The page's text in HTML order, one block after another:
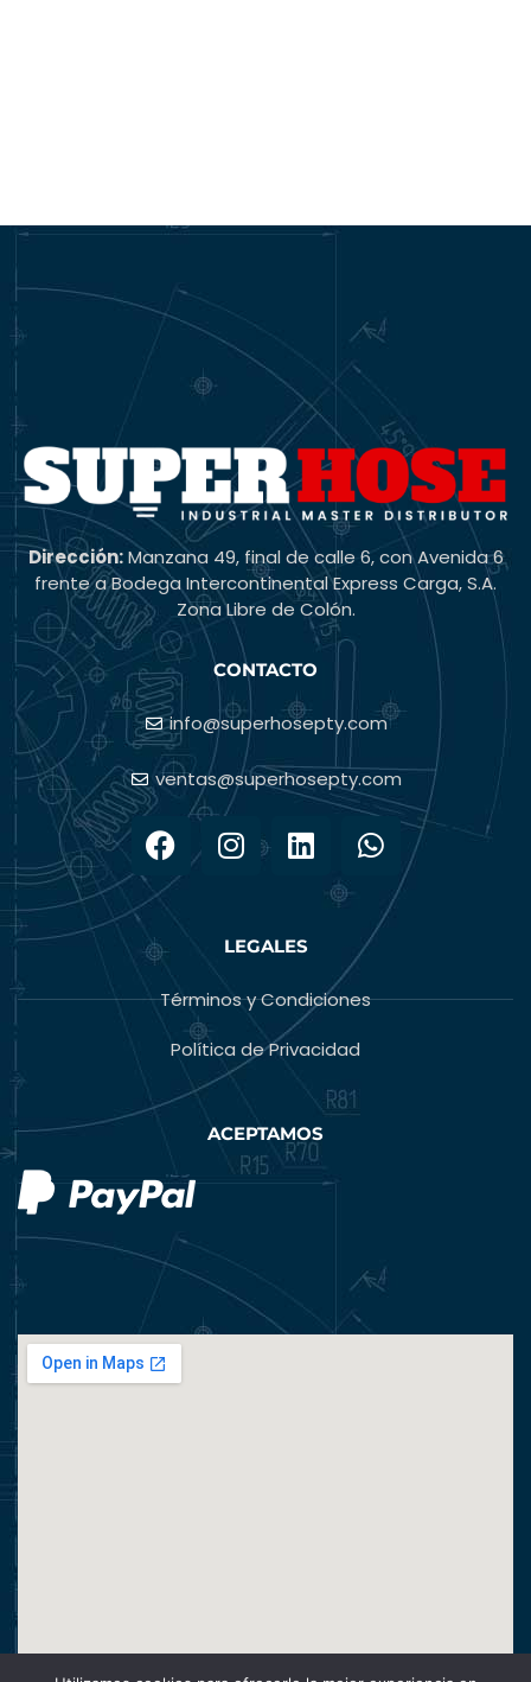
Dirección:Manzana 49, final de calle 6, con Avenida 6
frente a Bodega Intercontinental Express Carga, S.A.
Zona Libre de Colón.
CONTACTO
info@superhosepty.com
ventas@superhosepty.com
LEGALES
Términos y Condiciones
Política de Privacidad
ACEPTAMOS